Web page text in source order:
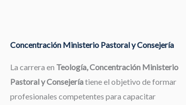
Concentración Ministerio Pastoral y Consejería
La carrera en Teología, Concentración Ministerio
Pastoral y Consejeríatiene el objetivo de formar
profesionales competentes para capacitar